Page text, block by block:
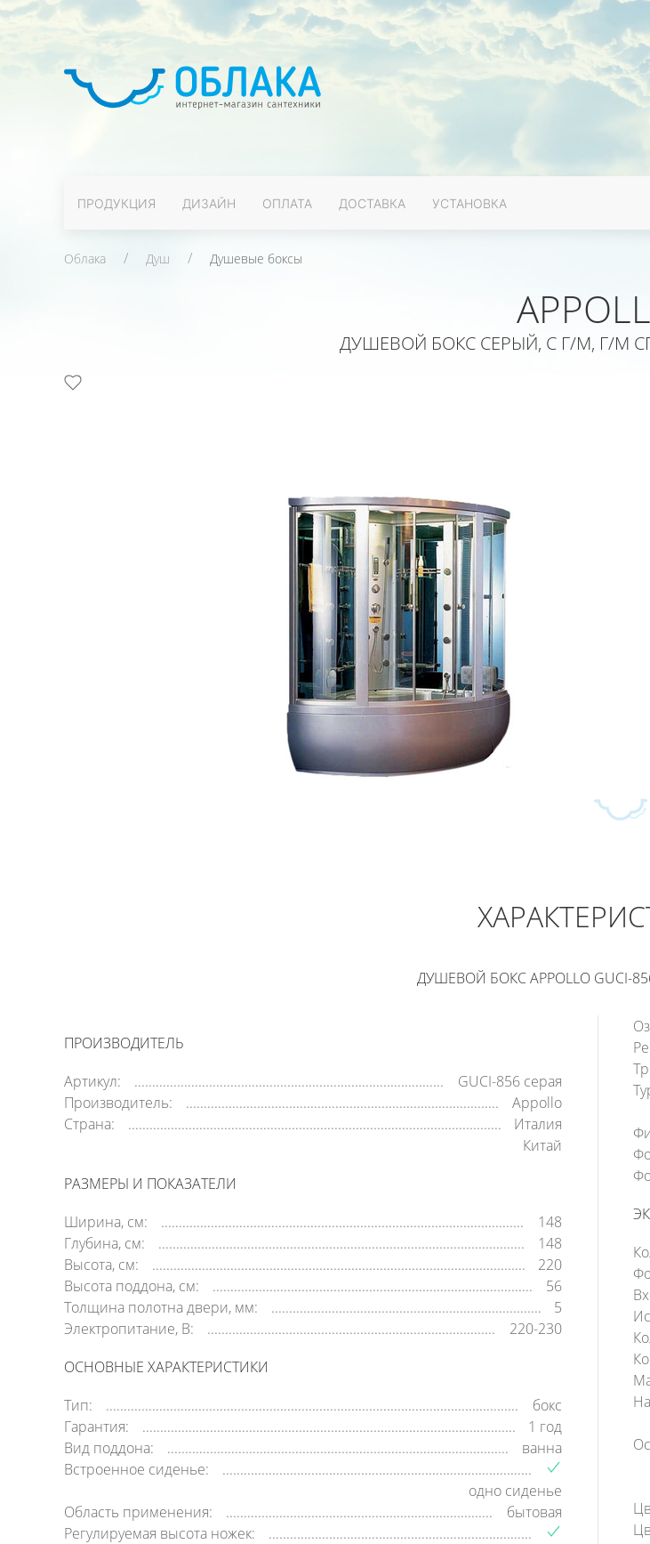
ПРОДУКЦИЯ ДИЗАЙН ОПЛАТА ДОСТАВКА УСТАНОВКА
Облака Душ Душевые боксы
ДУШЕВОЙ БОКС СЕРЫЙ, С Г/М, Г/М
РУБ
ДУШЕВОЙ БОКС APPOLLO GUCI-
ПРОИЗВОДИТЕЛЬ
Артикул:
GUCI-856 серая
Производитель:
Appollo
Страна:
Италия
Китай
РАЗМЕРЫ И ПОКАЗАТЕЛИ
Ширина, см:
148
Глубина, см:
148
Высота, см:
220
Высота поддона, см:
56
Толщина полотна двери, мм:
5
Электропитание, В:
220-230
ОСНОВНЫЕ ХАРАКТЕРИСТИКИ
Тип:
бокс
Гарантия:
1 год
Вид поддона:
ванна
Встроенное сиденье:
одно сиденье
Область применения:
бытовая
Регулируемая высота ножек: